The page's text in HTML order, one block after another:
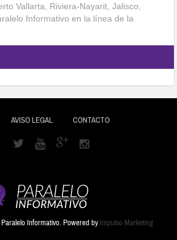
Vallarta, Riviera-Nayarit, Jalisco,
Informativo en la línea de la
AVISO LEGAL CONTACTO
Informativo. Powered by Impulso Marketing